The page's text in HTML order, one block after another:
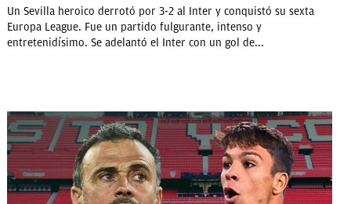
Un Sevilla heroico derrotó por 3-2 al Inter y conquistó su sexta
Europa League. Fue un partido fulgurante, intenso y
entretenidísimo. Se adelantó el Inter con un gol de...